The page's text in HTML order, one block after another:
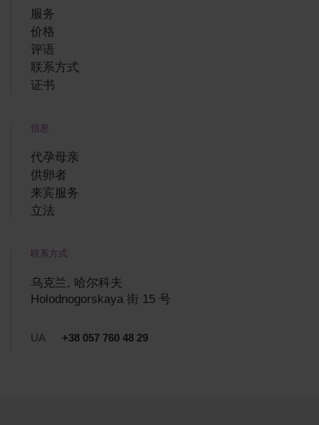
服务
价格
评语
联系方式
证书
信息
代孕母亲
供卵者
来宾服务
立法
联系方式
乌克兰, 哈尔科夫
Holodnogorskaya 街 15 号
UA +38 057 760 48 29